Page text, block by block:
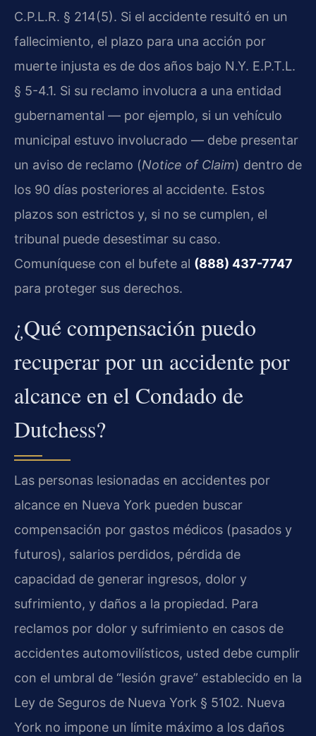
C.P.L.R. § 214(5). Si el accidente resultó en un
fallecimiento, el plazo para una acción por
muerte injusta es de dos años bajo N.Y. E.P.T.L.
§ 5-4.1. Si su reclamo involucra a una entidad
gubernamental — por ejemplo, si un vehículo
municipal estuvo involucrado — debe presentar
un aviso de reclamo (Notice of Claim) dentro de
los 90 días posteriores al accidente. Estos
plazos son estrictos y, si no se cumplen, el
tribunal puede desestimar su caso.
Comuníquese con el bufete al (888) 437-7747
para proteger sus derechos.
¿Qué compensación puedo
recuperar por un accidente por
alcance en el Condado de
Dutchess?
Las personas lesionadas en accidentes por
alcance en Nueva York pueden buscar
compensación por gastos médicos (pasados y
futuros), salarios perdidos, pérdida de
capacidad de generar ingresos, dolor y
sufrimiento, y daños a la propiedad. Para
reclamos por dolor y sufrimiento en casos de
accidentes automovilísticos, usted debe cumplir
con el umbral de “lesión grave” establecido en la
Ley de Seguros de Nueva York § 5102. Nueva
York no impone un límite máximo a los daños